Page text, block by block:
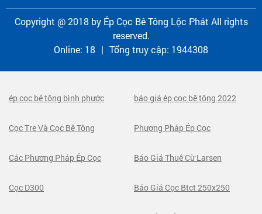
Copyright @ 2018 by Ép Cọc Bê Tông Lộc Phát All rights
reserved.
Online: 18 | Tổng truy cập: 1944308
ép cọc bê tông bình phước báo giá ép cọc bê tông 2022
Cọc Tre Và Cọc Bê Tông Phương Pháp Ép Cọc
Các Phương Pháp Ép Cọc Báo Giá Thuê Cừ Larsen
Cọc D300 Báo Giá Cọc Btct 250x250